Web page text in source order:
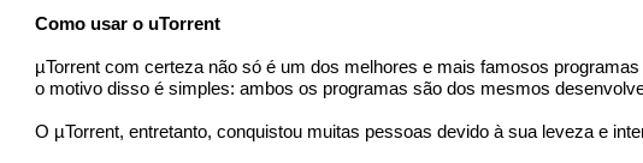
Como usar o uTorrent
µTorrent com certeza não só é um dos melhores e mais famosos
o motivo disso é simples: ambos os programas são dos mesmos
O µTorrent, entretanto, conquistou muitas pessoas devido à sua leveza e